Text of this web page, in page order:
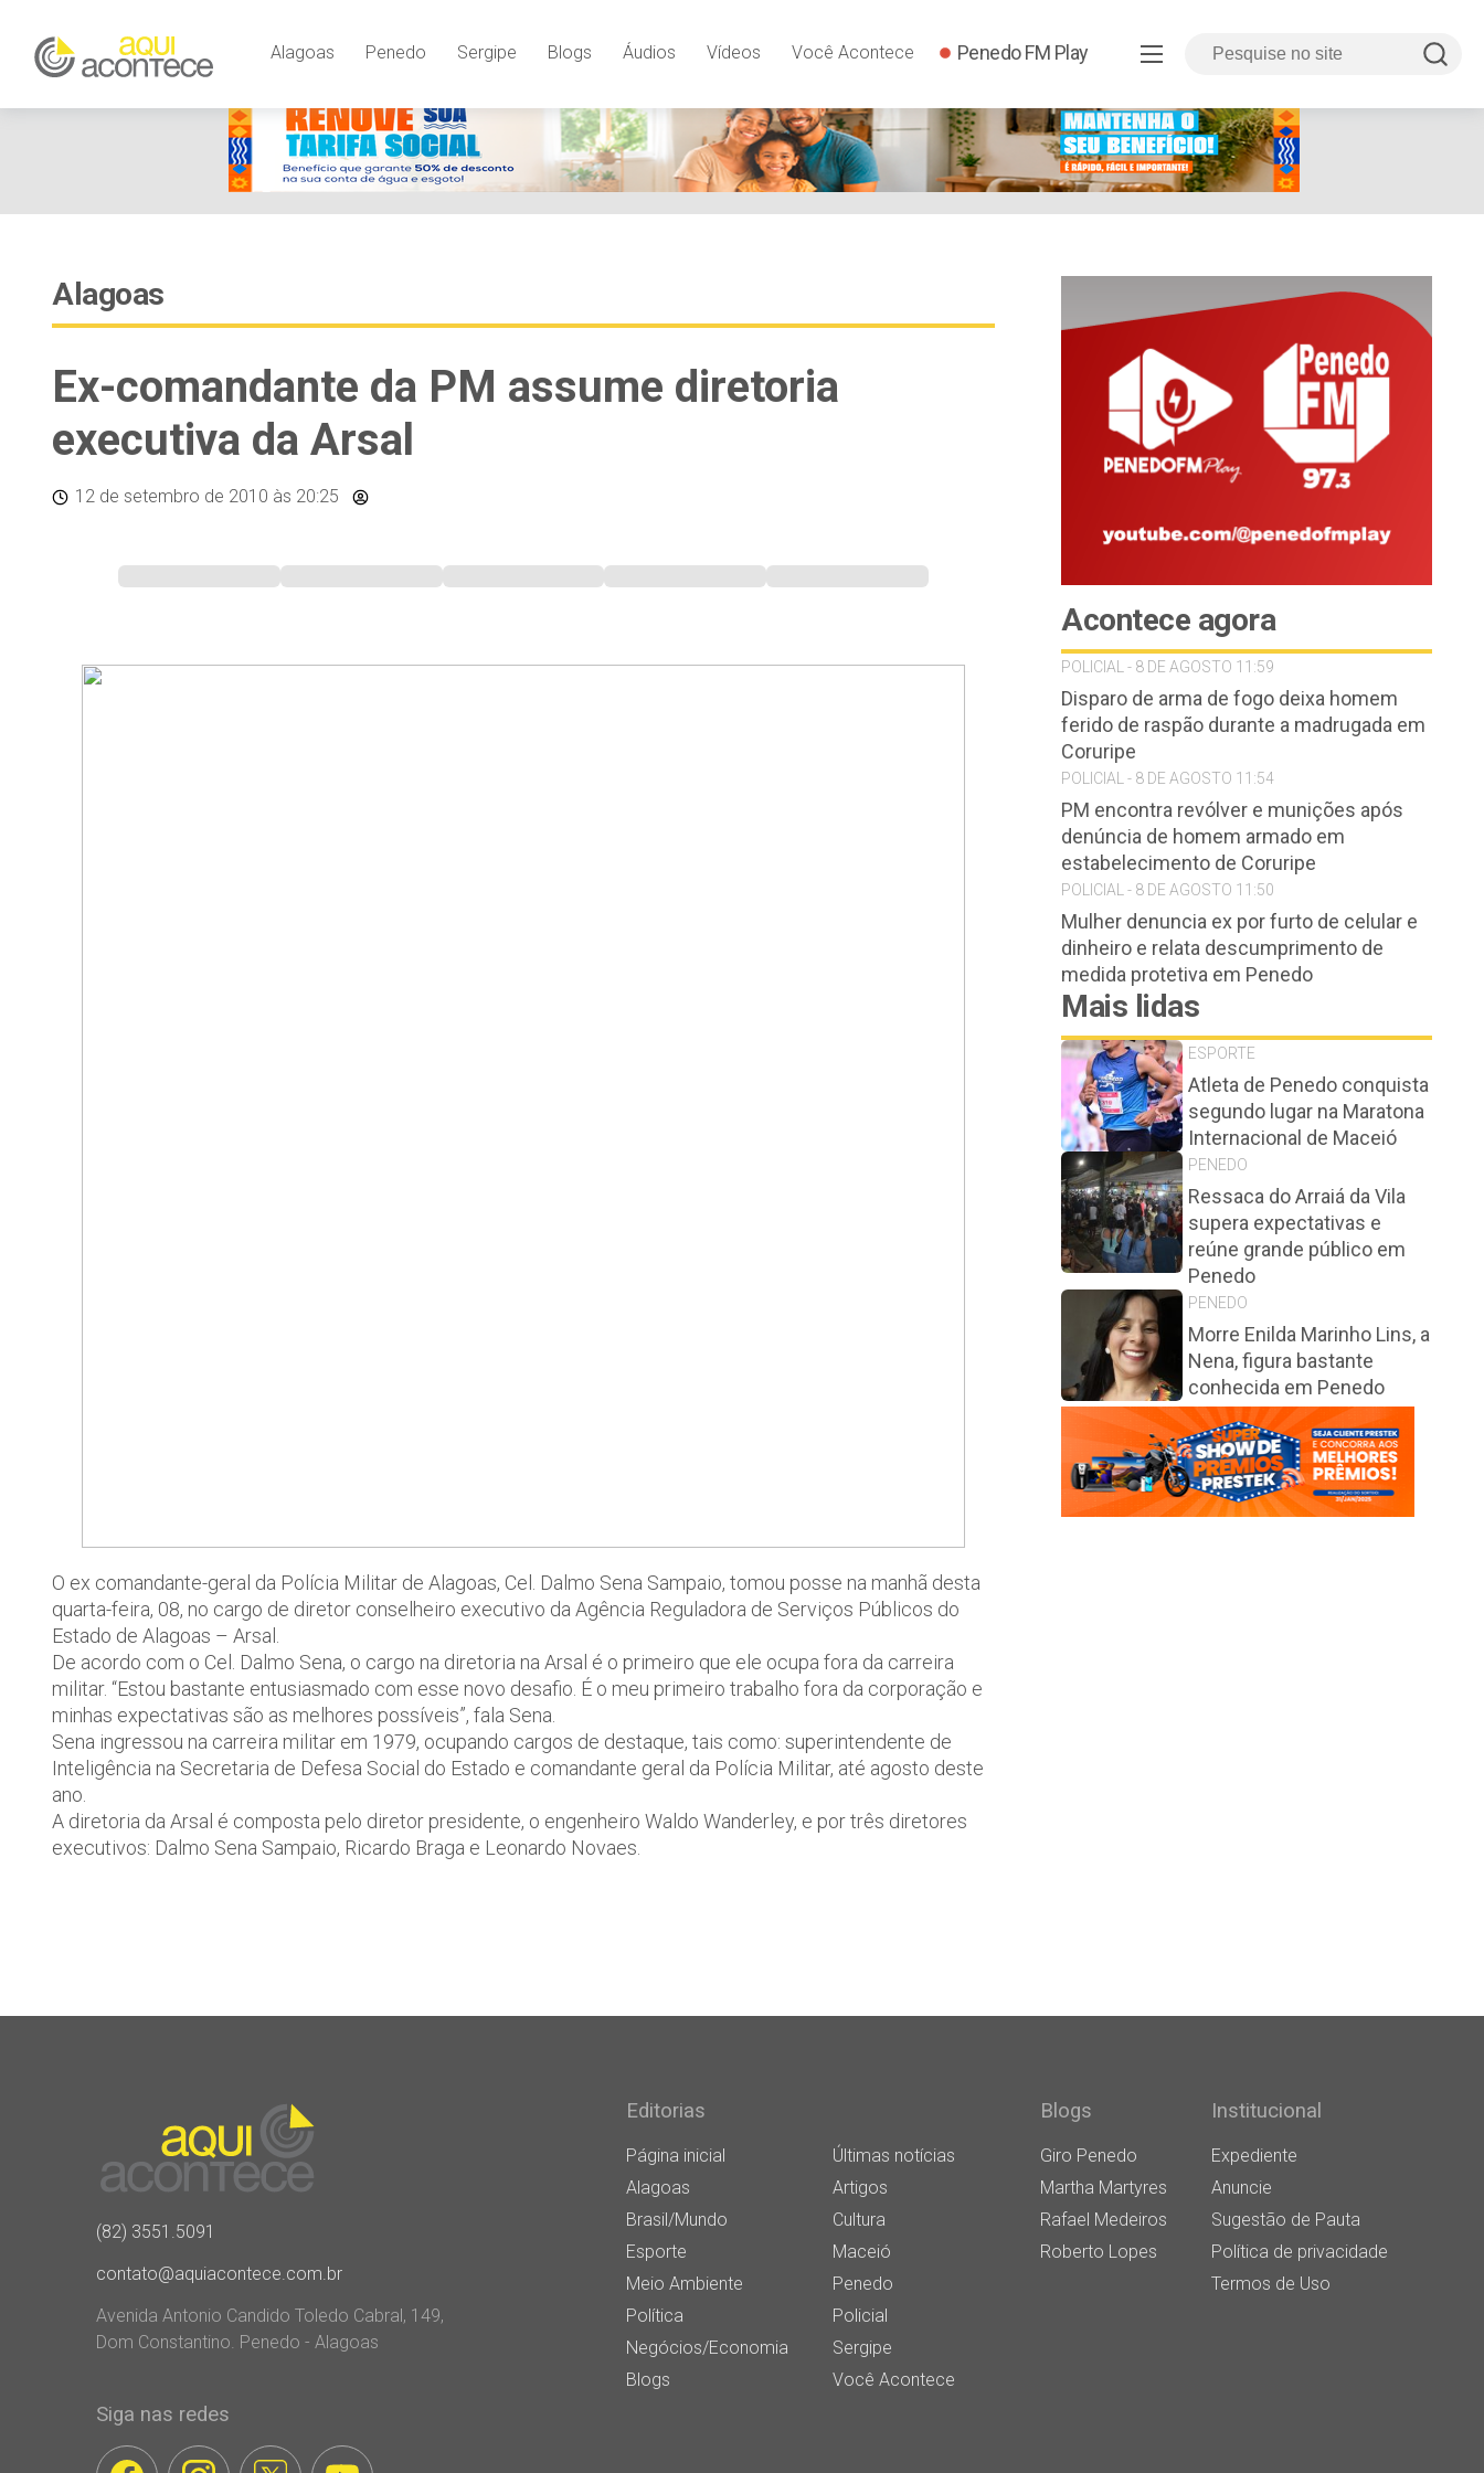
Alagoas Penedo Sergipe Blogs Áudios Vídeos Você Acontece Penedo FM Play
Alagoas
Ex-comandante da PM assume diretoria
executiva da Arsal
12 de setembro de 2010 às 20:25
O ex comandante-geral da Polícia Militar de Alagoas, Cel. Dalmo Sena Sampaio, tomou posse na manhã desta
quarta-feira, 08, no cargo de diretor conselheiro executivo da Agência Reguladora de Serviços Públicos do
Estado de Alagoas – Arsal.
De acordo com o Cel. Dalmo Sena, o cargo na diretoria na Arsal é o primeiro que ele ocupa fora da carreira
militar. “Estou bastante entusiasmado com esse novo desafio. É o meu primeiro trabalho fora da corporação e
minhas expectativas são as melhores possíveis”, fala Sena.
Sena ingressou na carreira militar em 1979, ocupando cargos de destaque, tais como: superintendente de
Inteligência na Secretaria de Defesa Social do Estado e comandante geral da Polícia Militar, até agosto deste
ano.
A diretoria da Arsal é composta pelo diretor presidente, o engenheiro Waldo Wanderley, e por três diretores
executivos: Dalmo Sena Sampaio, Ricardo Braga e Leonardo Novaes.
Acontece agora
POLICIAL - 8 DE AGOSTO 11:59
Disparo de arma de fogo deixa homem
ferido de raspão durante a madrugada em
Coruripe
POLICIAL - 8 DE AGOSTO 11:54
PM encontra revólver e munições após
denúncia de homem armado em
estabelecimento de Coruripe
POLICIAL - 8 DE AGOSTO 11:50
Mulher denuncia ex por furto de celular e
dinheiro e relata descumprimento de
medida protetiva em Penedo
Mais lidas
ESPORTE
Atleta de Penedo conquista
segundo lugar na Maratona
Internacional de Maceió
PENEDO
Ressaca do Arraiá da Vila
supera expectativas e
reúne grande público em
Penedo
PENEDO
Morre Enilda Marinho Lins, a
Nena, figura bastante
conhecida em Penedo
(82) 3551.5091
contato@aquiacontece.com.br
Avenida Antonio Candido Toledo Cabral, 149,
Dom Constantino. Penedo - Alagoas
Siga nas redes
Editorias
Página inicial
Últimas notícias
Alagoas
Artigos
Brasil/Mundo
Cultura
Esporte
Maceió
Meio Ambiente
Penedo
Política
Policial
Negócios/Economia
Sergipe
Blogs
Você Acontece
Blogs
Giro Penedo
Martha Martyres
Rafael Medeiros
Roberto Lopes
Institucional
Expediente
Anuncie
Sugestão de Pauta
Política de privacidade
Termos de Uso